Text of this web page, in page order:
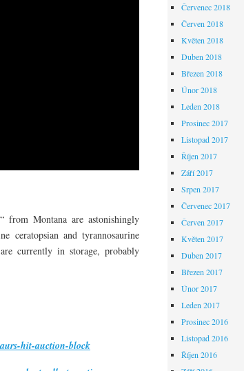
from Montana are astonishingly
ceratopsian and tyrannosaurine
currently in storage, probably
hit-auction-block
Červenec 2018
Červen 2018
Květen 2018
Duben 2018
Březen 2018
Únor 2018
Leden 2018
Prosinec 2017
Listopad 2017
Říjen 2017
Září 2017
Srpen 2017
Červenec 2017
Červen 2017
Květen 2017
Duben 2017
Březen 2017
Únor 2017
Leden 2017
Prosinec 2016
Listopad 2016
Říjen 2016